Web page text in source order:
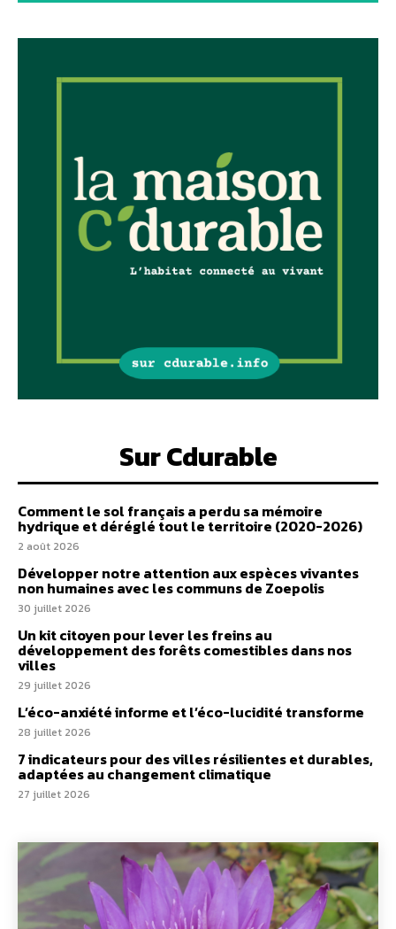
Sur Cdurable
Comment le sol français a perdu sa mémoire
hydrique et déréglé tout le territoire (2020-2026)
2 août 2026
Développer notre attention aux espèces vivantes
non humaines avec les communs de Zoepolis
30 juillet 2026
Un kit citoyen pour lever les freins au
développement des forêts comestibles dans nos
villes
29 juillet 2026
L’éco-anxiété informe et l’éco-lucidité transforme
28 juillet 2026
7 indicateurs pour des villes résilientes et durables,
adaptées au changement climatique
27 juillet 2026